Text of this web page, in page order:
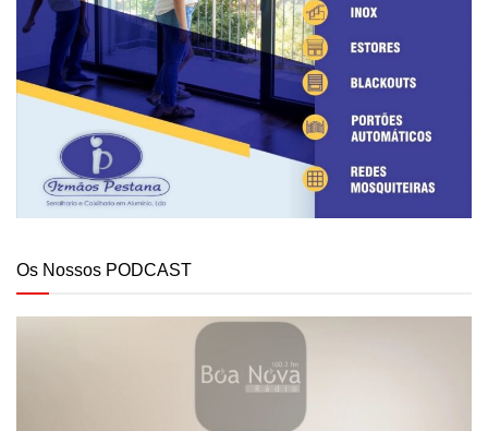
Os Nossos PODCAST